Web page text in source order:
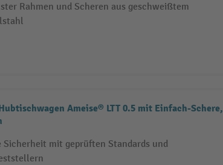
Rahmen und Scheren aus geschweißtem
Ameise® LTT 0.5 mit Einfach-Schere,
Sicherheit mit geprüften Standards und